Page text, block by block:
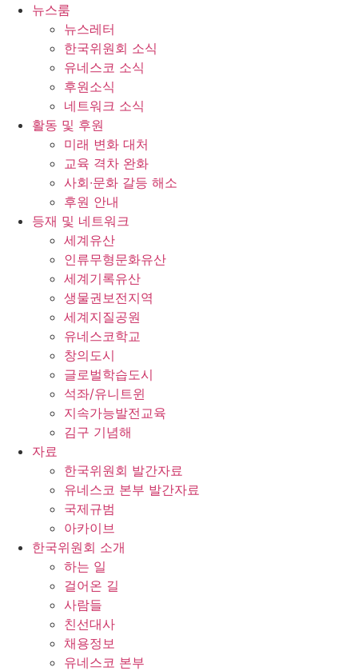
뉴스룸
뉴스레터
한국위원회 소식
유네스코 소식
후원소식
네트워크 소식
활동 및 후원
미래 변화 대처
교육 격차 완화
사회∙문화 갈등 해소
후원 안내
등재 및 네트워크
세계유산
인류무형문화유산
세계기록유산
생물권보전지역
세계지질공원
유네스코학교
창의도시
글로벌학습도시
석좌/유니트윈
지속가능발전교육
김구 기념해
자료
한국위원회 발간자료
유네스코 본부 발간자료
국제규범
아카이브
한국위원회 소개
하는 일
걸어온 길
사람들
친선대사
채용정보
유네스코 본부